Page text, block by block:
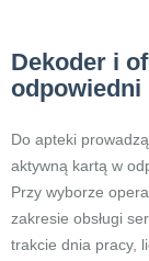
Dekoder i
odpowiedni
Do apteki
aktywną kartą w
Przy wyborze
zakresie obsługi
trakcie dnia pracy,